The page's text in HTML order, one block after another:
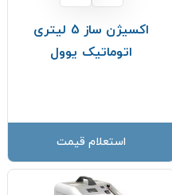
اکسیژن ساز 5 لیتری
اتوماتیک یوول
استعلام قیمت